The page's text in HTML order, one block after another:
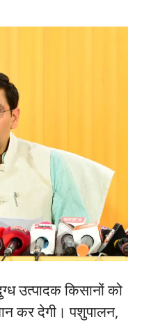
उत्पादक किसानों को
कर देगी। पशुपालन,